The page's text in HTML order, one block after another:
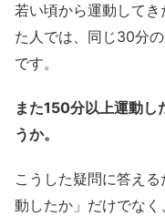
若い頃から運動して
た人では、同じ30分
です。
また150分以上運動し
うか。
こうした疑問に答え
動したか」だけでな